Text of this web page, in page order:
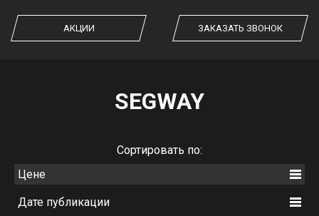
АКЦИИ ЗАКАЗАТЬ ЗВОНОК
SEGWAY
Cортировать по:
Цене
Дате публикации